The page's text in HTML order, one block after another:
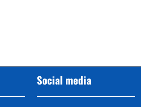
Social media